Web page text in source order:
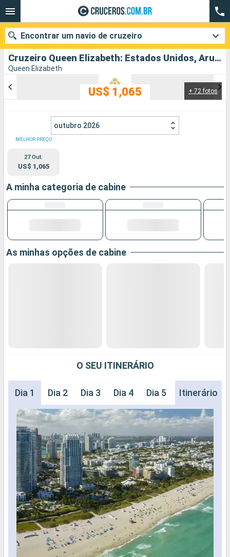
Cruzeiro Queen Elizabeth: Estados Unidos, Aruba partindo de Miami
Queen Elizabeth
+ 72 fotos
US$ 1,065
outubro 2026
MELHOR PREÇO
27 Out.
US$ 1,065
A minha categoria de cabine
As minhas opções de cabine
O SEU ITINERÁRIO
Dia 1 Dia 2 Dia 3 Dia 4 Dia 5 Dia 6 Dia
Itinerário
Encontrar um navio de cruzeiro
Data de partida
Cidades